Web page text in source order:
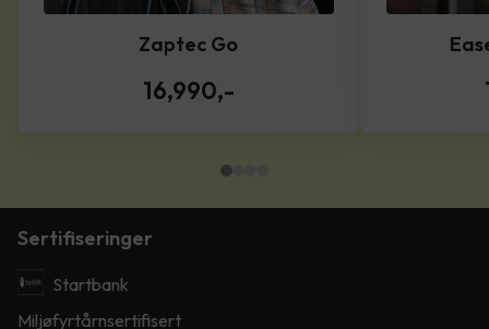
Zaptec Go
16,990,-
Sertifiseringer
Startbank
Miljøfyrtårnsertifisert